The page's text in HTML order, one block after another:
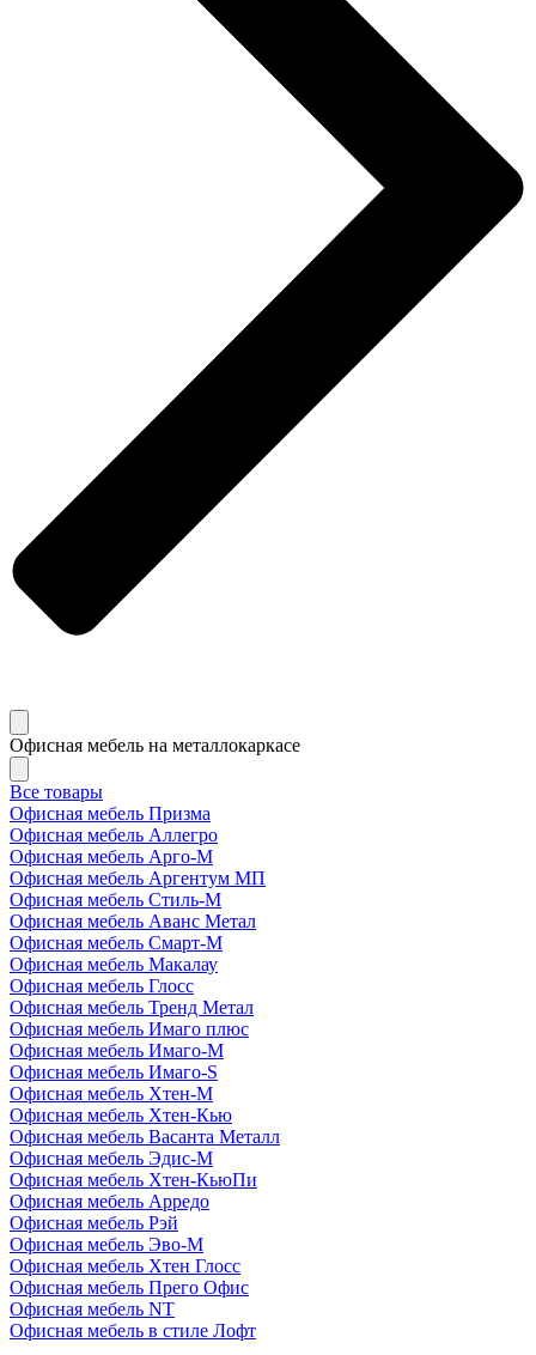
Офисная мебель на металлокаркасе
Все товары
Офисная мебель Призма
Офисная мебель Аллегро
Офисная мебель Арго-М
Офисная мебель Аргентум МП
Офисная мебель Стиль-М
Офисная мебель Аванс Метал
Офисная мебель Смарт-М
Офисная мебель Макалау
Офисная мебель Глосс
Офисная мебель Тренд Метал
Офисная мебель Имаго плюс
Офисная мебель Имаго-М
Офисная мебель Имаго-S
Офисная мебель Хтен-M
Офисная мебель Хтен-Кью
Офисная мебель Васанта Металл
Офисная мебель Эдис-M
Офисная мебель Хтен-КьюПи
Офисная мебель Арредо
Офисная мебель Рэй
Офисная мебель Эво-M
Офисная мебель Хтен Глосс
Офисная мебель Прего Офис
Офисная мебель NT
Офисная мебель в стиле Лофт